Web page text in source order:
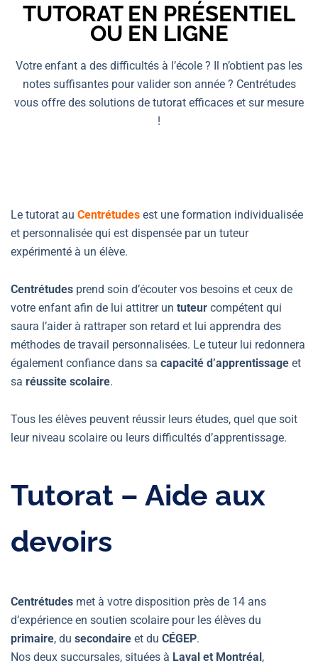
TUTORAT EN PRÉSENTIEL
OU EN LIGNE
Votre enfant a des difficultés à l’école ? Il n’obtient pas les
notes suffisantes pour valider son année ? Centrétudes
vous offre des solutions de tutorat efficaces et sur mesure
!
Le tutorat au Centrétudes est une formation individualisée
et personnalisée qui est dispensée par un tuteur
expérimenté à un élève.
Centrétudes prend soin d’écouter vos besoins et ceux de
votre enfant afin de lui attitrer un tuteur compétent qui
saura l’aider à rattraper son retard et lui apprendra des
méthodes de travail personnalisées. Le tuteur lui redonnera
également confiance dans sa capacité d’apprentissage et
sa réussite scolaire.
Tous les élèves peuvent réussir leurs études, quel que soit
leur niveau scolaire ou leurs difficultés d’apprentissage.
Tutorat – Aide aux
devoirs
Centrétudes met à votre disposition près de 14 ans
d’expérience en soutien scolaire pour les élèves du
primaire, du secondaire et du CÉGEP.
Nos deux succursales, situées à Laval et Montréal,